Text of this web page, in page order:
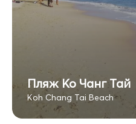
Пляж Ко Чанг Тай
Koh Chang Tai Beach